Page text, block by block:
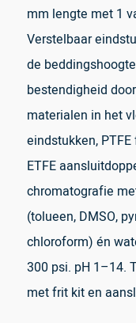
mm lengte met 1
Verstelbaar
de
bestendigheid
materialen in het
eindstukken,
ETFE
chromatografie
(tolueen, DMSO,
chloroform) én
300 psi. pH 1–14.
met frit kit en